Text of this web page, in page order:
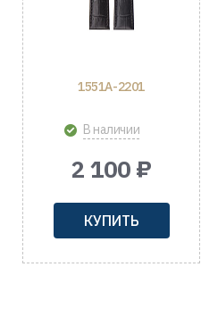
1551A-2201
В наличии
2 100 ₽
КУПИТЬ